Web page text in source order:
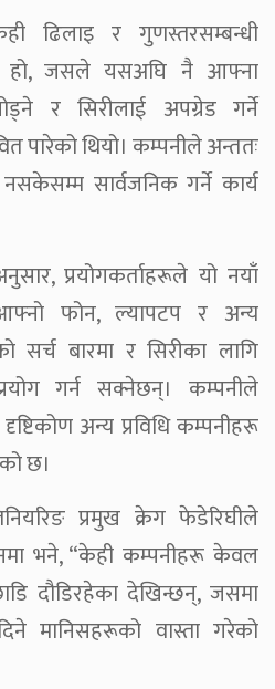
ढिलाइ र गुणस्तरसम्बन्धी
हो, जसले यसअघि नै आफ्ना
र सिरीलाई अपग्रेड गर्ने
पारेको थियो। कम्पनीले अन्ततः
नसकेसम्म सार्वजनिक गर्ने कार्य
प्रयोगकर्ताहरूले यो नयाँ
फोन, ल्यापटप र अन्य
बारमा र सिरीका लागि
गर्न सक्नेछन्। कम्पनीले
अन्य प्रविधि कम्पनीहरू
छ।
प्रमुख क्रेग फेडेरिघीले
भने, “केही कम्पनीहरू केवल
दौडिरहेका देखिन्छन्, जसमा
मानिसहरूको वास्ता गरेको